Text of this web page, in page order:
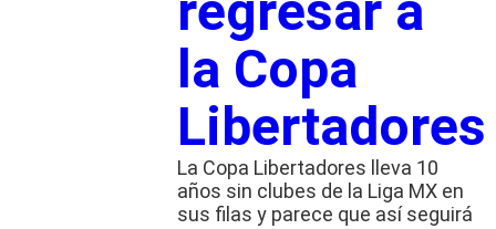
la Copa
Libertadores
La Copa Libertadores lleva 10
años sin clubes de la Liga MX en
sus filas y parece que así seguirá